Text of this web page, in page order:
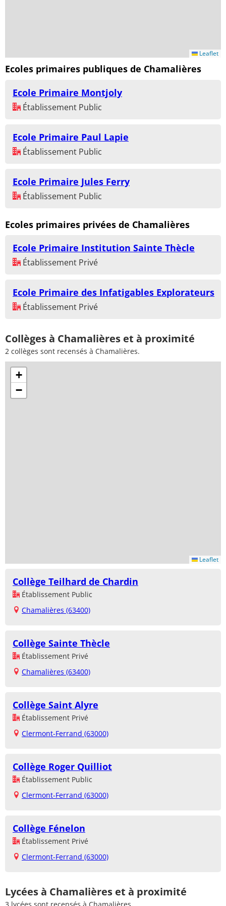
Leaflet
Ecoles primaires publiques de Chamalières
Ecole Primaire Montjoly
Établissement Public
Ecole Primaire Paul Lapie
Établissement Public
Ecole Primaire Jules Ferry
Établissement Public
Ecoles primaires privées de Chamalières
Ecole Primaire Institution Sainte Thècle
Établissement Privé
Ecole Primaire des Infatigables Explorateurs
Établissement Privé
Collèges à Chamalières et à proximité
2 collèges sont recensés à Chamalières.
+
−
Leaflet
Collège Teilhard de Chardin
Établissement Public
Chamalières (63400)
Collège Sainte Thècle
Établissement Privé
Chamalières (63400)
Collège Saint Alyre
Établissement Privé
Clermont-Ferrand (63000)
Collège Roger Quilliot
Établissement Public
Clermont-Ferrand (63000)
Collège Fénelon
Établissement Privé
Clermont-Ferrand (63000)
Lycées à Chamalières et à proximité